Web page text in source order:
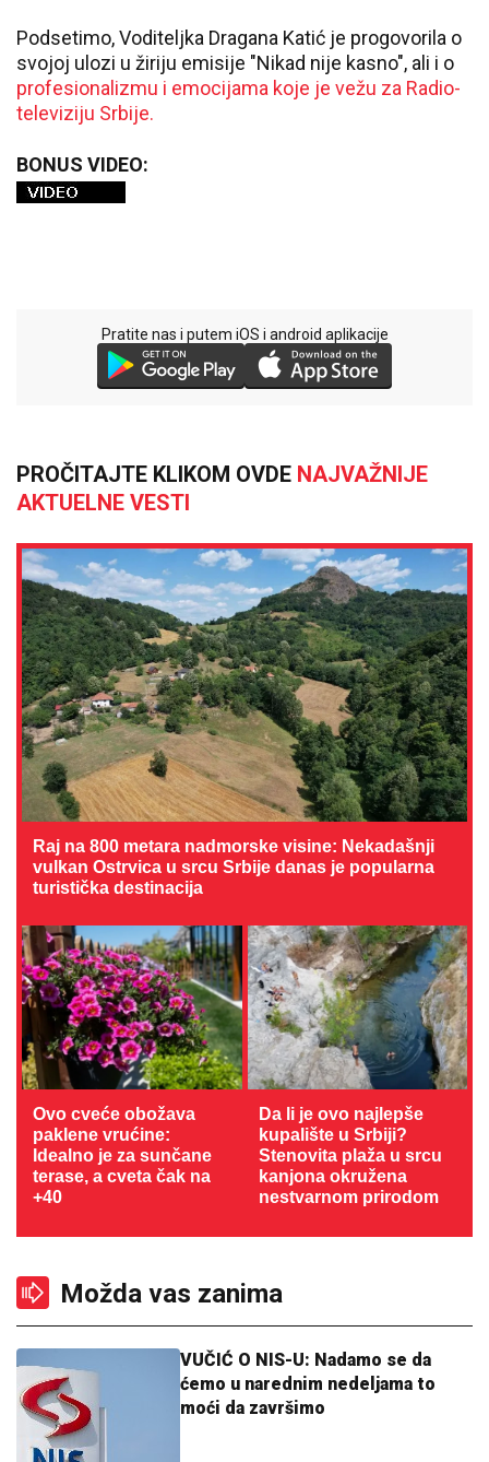
Podsetimo, Voditeljka Dragana Katić je progovorila o
svojoj ulozi u žiriju emisije "Nikad nije kasno", ali i o
profesionalizmu i emocijama koje je vežu za Radio-
televiziju Srbije.
BONUS VIDEO:
Pratite nas i putem iOS i android aplikacije
PROČITAJTE KLIKOM OVDE NAJVAŽNIJE
AKTUELNE VESTI
Raj na 800 metara nadmorske visine: Nekadašnji
vulkan Ostrvica u srcu Srbije danas je popularna
turistička destinacija
Ovo cveće obožava
paklene vrućine:
Idealno je za sunčane
terase, a cveta čak na
+40
Da li je ovo najlepše
kupalište u Srbiji?
Stenovita plaža u srcu
kanjona okružena
nestvarnom prirodom
Možda vas zanima
VUČIĆ O NIS-U: Nadamo se da
ćemo u narednim nedeljama to
moći da završimo